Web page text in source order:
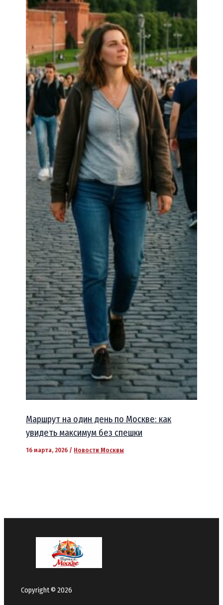
Маршрут на один день по Москве: как
увидеть максимум без спешки
16 марта, 2026 / Новости Москвы
Copyright © 2026